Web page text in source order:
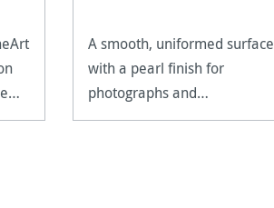
A smooth, uniformed surface
with a pearl finish for
photographs and
reproductions with warm